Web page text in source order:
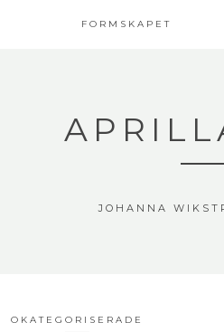
FORMSKAPET
JOHANNA
OKATEGORISERADE